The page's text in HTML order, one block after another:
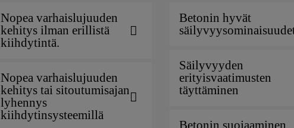
Nopea varhaislujuuden
kehitys ilman erillistä
kiihdytintä.
Nopea varhaislujuuden
kehitys tai sitoutumisajan
lyhennys
kiihdytinsysteemillä
Betonin hyvät
Säilyvyyden
erityisvaatimusten
täyttäminen
Betonin suojaaminen